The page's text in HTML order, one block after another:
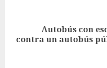
Autobús con
contra un autobús